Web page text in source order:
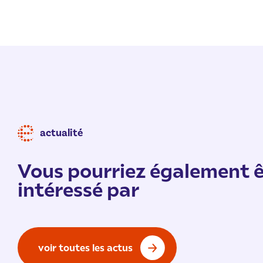
actualité
Vous pourriez également
intéressé par
voir toutes les actus